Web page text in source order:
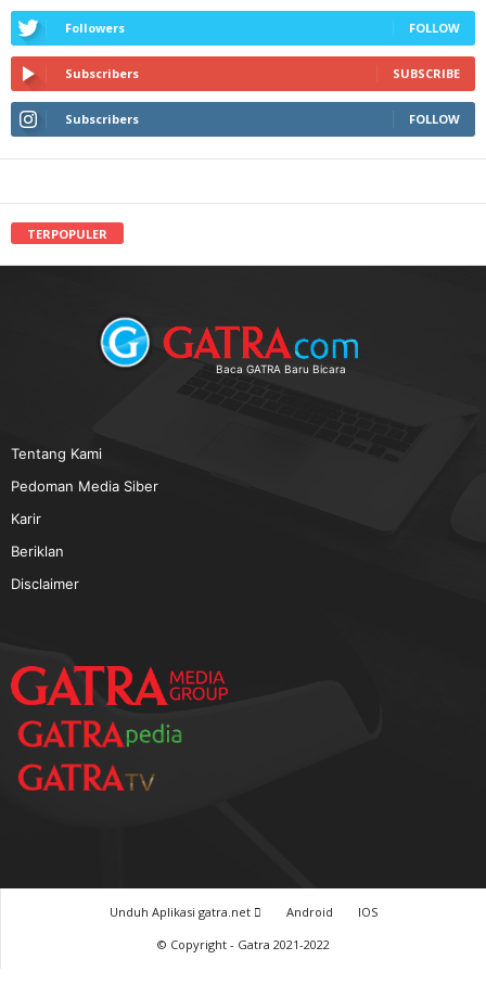
Followers FOLLOW
Subscribers SUBSCRIBE
Subscribers FOLLOW
TERPOPULER
Baca GATRA Baru Bicara